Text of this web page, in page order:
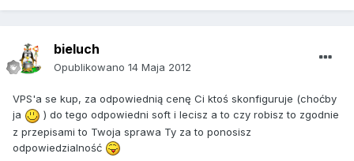
bieluch
Opublikowano 14 Maja 2012
VPS'a se kup, za odpowiednią cenę Ci ktoś skonfiguruje (choćby
ja
) do tego odpowiedni soft i lecisz a to czy robisz to zgodnie
z przepisami to Twoja sprawa Ty za to ponosisz
odpowiedzialność